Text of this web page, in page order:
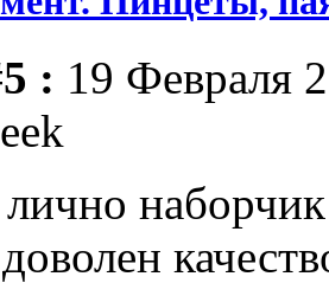
: 19 Февраля